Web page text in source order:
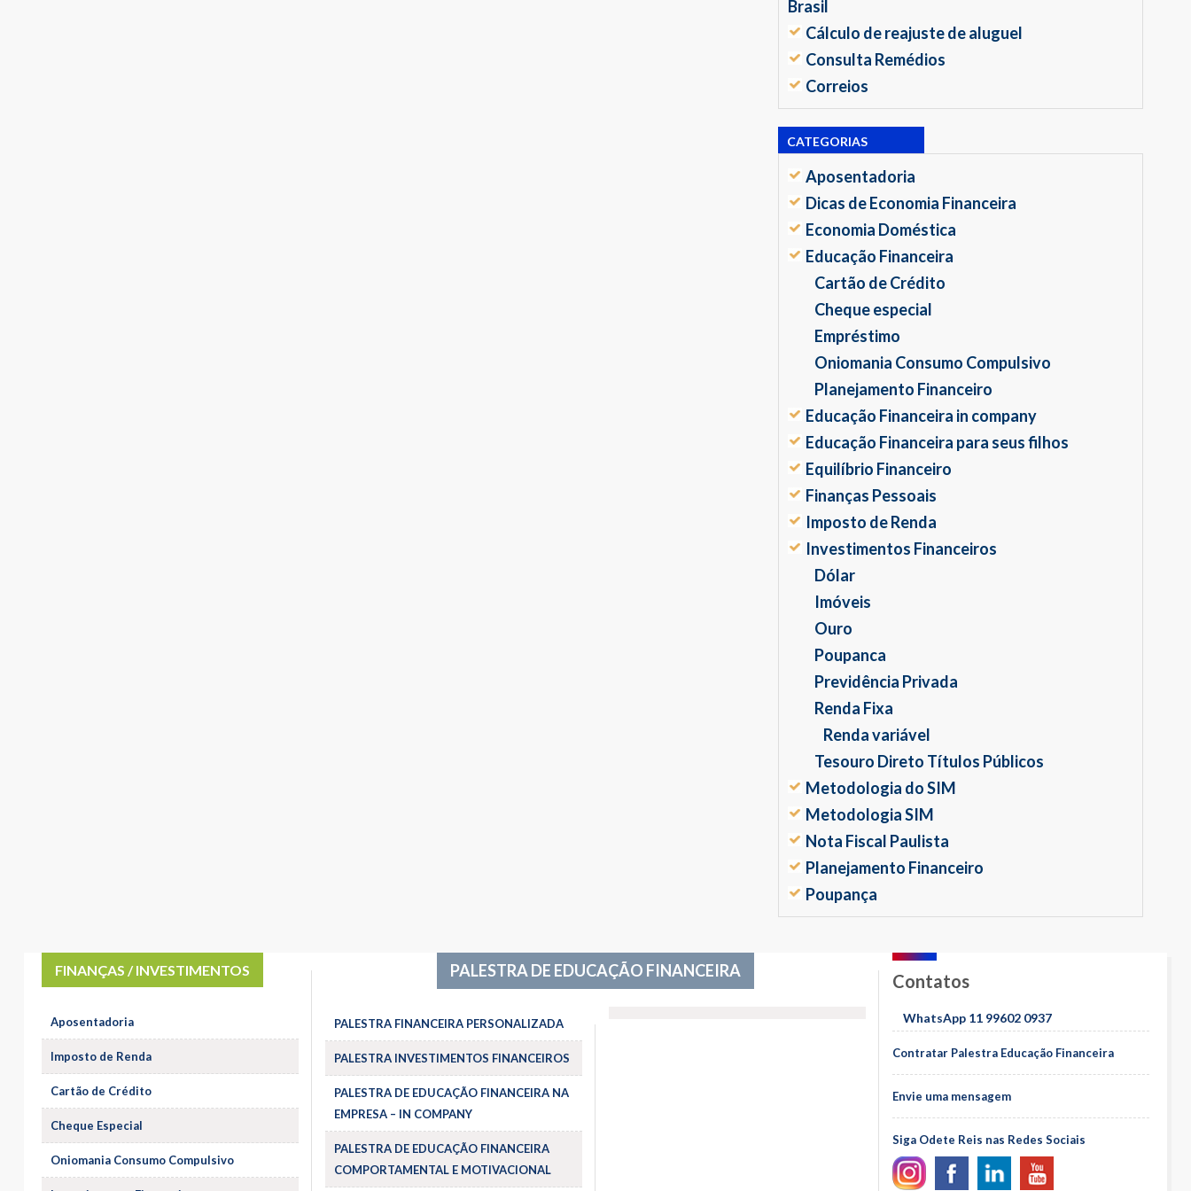
Brasil
Cálculo de reajuste de aluguel
Consulta Remédios
Correios
CATEGORIAS
Aposentadoria
Dicas de Economia Financeira
Economia Doméstica
Educação Financeira
Cartão de Crédito
Cheque especial
Empréstimo
Oniomania Consumo Compulsivo
Planejamento Financeiro
Educação Financeira in company
Educação Financeira para seus filhos
Equilíbrio Financeiro
Finanças Pessoais
Imposto de Renda
Investimentos Financeiros
Dólar
Imóveis
Ouro
Poupanca
Previdência Privada
Renda Fixa
Renda variável
Tesouro Direto Títulos Públicos
Metodologia do SIM
Metodologia SIM
Nota Fiscal Paulista
Planejamento Financeiro
Poupança
FINANÇAS / INVESTIMENTOS
Aposentadoria
Imposto de Renda
Cartão de Crédito
Cheque Especial
Oniomania Consumo Compulsivo
PALESTRA DE EDUCAÇÃO FINANCEIRA
PALESTRA FINANCEIRA PERSONALIZADA
PALESTRA INVESTIMENTOS FINANCEIROS
PALESTRA DE EDUCAÇÃO FINANCEIRA NA
EMPRESA – IN COMPANY
PALESTRA DE EDUCAÇÃO FINANCEIRA
COMPORTAMENTAL E MOTIVACIONAL
Contatos
WhatsApp 11 99602 0937
Contratar Palestra Educação Financeira
Envie uma mensagem
Siga Odete Reis nas Redes Sociais